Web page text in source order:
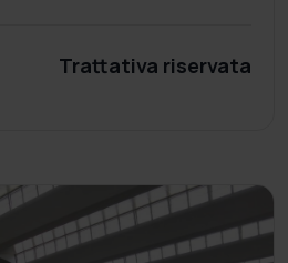
Trattativa riservata